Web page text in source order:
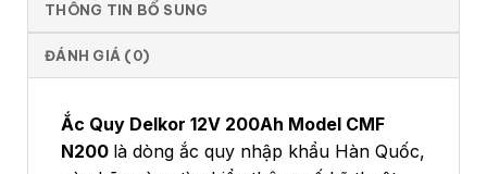
THÔNG TIN BỔ SUNG
ĐÁNH GIÁ (0)
Ắc Quy Delkor 12V 200Ah Model CMF
N200 là dòng ắc quy nhập khẩu Hàn Quốc,